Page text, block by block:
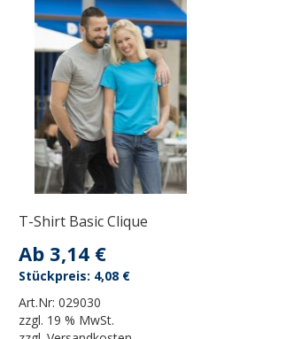
T-Shirt Basic Clique
Ab 3,14 €
Art.Nr:029030
zzgl. 19 % MwSt.
4,08 €